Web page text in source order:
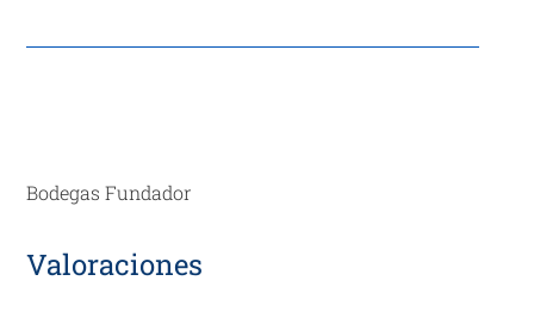
Bodegas Fundador
Valoraciones